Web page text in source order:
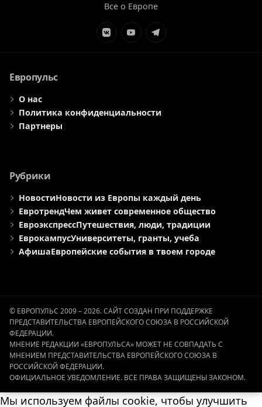
Все о Европе
ЭлементЭлементЭлемент
Европульс
О нас
Политика конфиденциальности
Партнеры
Рубрики
НовостиНовости из Европы каждый день
ЕвротрендЧем живет современное общество
ЕвроэкспрессПутешествия, люди, традиции
ЕврокампусУниверситеты, гранты, учеба
АфишаЕвропейские события в твоем городе
© ЕВРОПУЛЬС 2009 – 2026. САЙТ СОЗДАН ПРИ ПОДДЕРЖКЕ
ПРЕДСТАВИТЕЛЬСТВА ЕВРОПЕЙСКОГО СОЮЗА В РОССИЙСКОЙ
ФЕДЕРАЦИИ.
МНЕНИЕ РЕДАКЦИИ «ЕВРОПУЛЬСА» МОЖЕТ НЕ СОВПАДАТЬ С
МНЕНИЕМ ПРЕДСТАВИТЕЛЬСТВА ЕВРОПЕЙСКОГО СОЮЗА В
РОССИЙСКОЙ ФЕДЕРАЦИИ.
ОФИЦИАЛЬНОЕ УВЕДОМЛЕНИЕ. ВСЕ ПРАВА ЗАЩИЩЕНЫ ЗАКОНОМ.
Мы используем файлы cookie, чтобы улучшить